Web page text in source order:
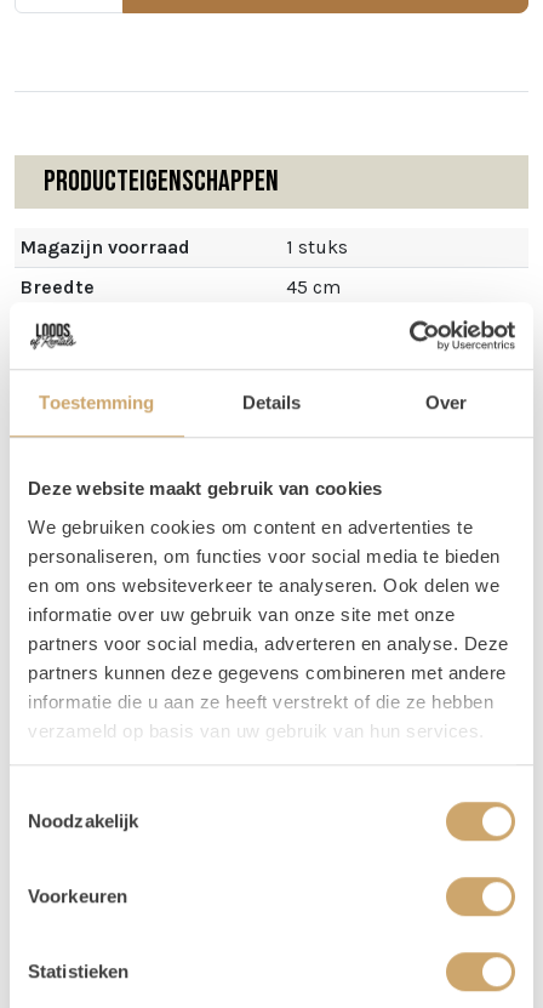
Toestemming Details Over
Deze website maakt gebruik van cookies
We gebruiken cookies om content en advertenties te
personaliseren, om functies voor social media te bieden
en om ons websiteverkeer te analyseren. Ook delen we
informatie over uw gebruik van onze site met onze
partners voor social media, adverteren en analyse. Deze
partners kunnen deze gegevens combineren met andere
informatie die u aan ze heeft verstrekt of die ze hebben
verzameld op basis van uw gebruik van hun services.
Noodzakelijk
Voorkeuren
Statistieken
Producteigenschappen
Magazijn voorraad
1 stuks
Breedte
45 cm
Hoogte
Deze lessenaar vind jouw babs vast super tof!
Verhuur - Hoe werkt het? In het kort..
Onze prijzen zijn voor 3 dagen. De ophaaldag, de gebruiksdag en de
terugbreng dag.
Bij het bestellen: Voer alleen de dagen in waarop je het gebruikt. Trouw
je op 25 april, voer dan 2 keer 25 april in. Duurt jouw event 3 dagen, vul
Je kunt de items laten bezorgen of zelf in Utrecht komen ophalen.
na je event mag het weer terugbrengen, of halen wij het voor je op! Valt
jouw bezorgdag/terugbreng dag in het weekend? Dan plannen we
worden dan op vrijdag bezorgd, en op maandag weer opgehaald. De
verhuurchauffeurs rijden niet op zaterdag of zondag en we zijn dan ook